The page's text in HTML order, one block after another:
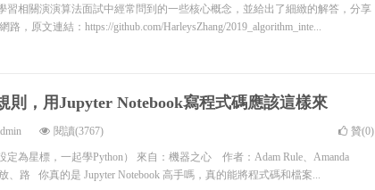
相關演演算法面試中經常問到的一些核心概念，並給出了細緻的解答，分享
，原文連結：https://github.com/HarleysZhang/2019_algorithm_inte...
則，用Jupyter Notebook寫程式碼應該這樣來
閱讀(3767) 贊(0)
定為星標，一起學Python） 來自：機器之心 作者：Adam Rule、Amanda
、路 你真的是 Jupyter Notebook 高手嗎，真的能將程式碼和檔案...